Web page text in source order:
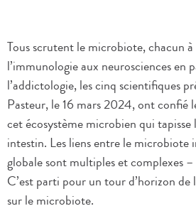
Tous scrutent le microbiote, chacun
l’immunologie aux neurosciences en
l’addictologie, les cinq scientifiques
Pasteur, le 16 mars 2024, ont confié
cet écosystème microbien qui
intestin. Les liens entre le microbiote
globale sont multiples et complexes
C’est parti pour un tour d’horizon de
sur le microbiote.